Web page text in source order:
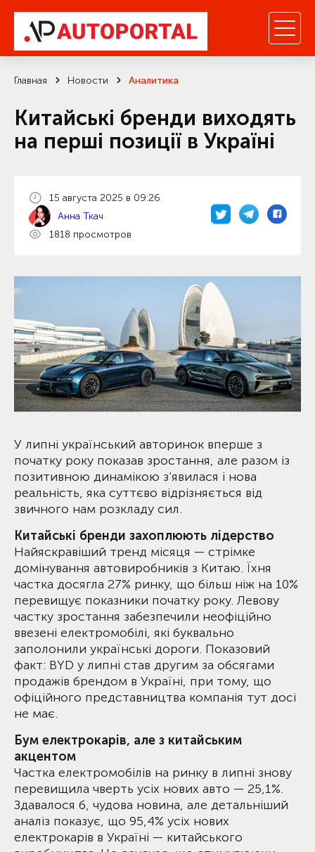
Главная Новости Аналитика
Китайські бренди виходять
на перші позиції в Україні
15 августа 2025 в 09:26
Анна Ткач
1818 просмотров
У липні український авторинок вперше з
початку року показав зростання, але разом із
позитивною динамікою з’явилася і нова
реальність, яка суттєво відрізняється від
звичного нам розкладу сил.
Китайські бренди захоплюють лідерство
Найяскравіший тренд місяця — стрімке
домінування автовиробників з Китаю. Їхня
частка досягла 27% ринку, що більш ніж на 10%
перевищує показники початку року. Левову
частку зростання забезпечили неофіційно
ввезені електромобілі, які буквально
заполонили українські дороги. Показовий
факт: BYD у липні став другим за обсягами
продажів брендом в Україні, при тому, що
офіційного представництва компанія тут досі
не має.
Бум електрокарів, але з китайським
акцентом
Частка електромобілів на ринку в липні знову
перевищила чверть усіх нових авто — 25,1%.
Здавалося б, чудова новина, але детальніший
аналіз показує, що 95,4% усіх нових
електрокарів в Україні — китайського